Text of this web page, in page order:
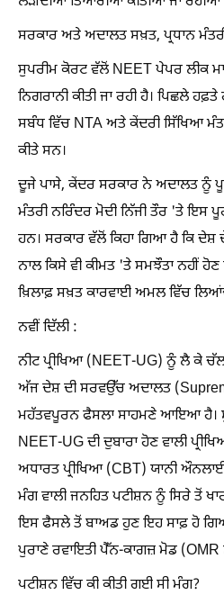
ਸਰਕਾਰ ਅਤੇ ਅਦਾਲਤ ਸਖ਼ਤ, ਪ੍ਰਧਾਨ
ਸੁਪਰੀਮ ਕੋਰਟ ਵੱਲੋਂ NEET ਪੇਪਰ ਲੀਕ
ਨਿਗਰਾਨੀ ਕੀਤੀ ਜਾ ਰਹੀ ਹੈ। ਪਿਛਲੇ
ਸਬੰਧ ਵਿੱਚ NTA ਅਤੇ ਕੇਂਦਰੀ ਸਿੱਖਿਆ
ਕੀਤੇ ਸਨ।
ਦੂਜੇ ਪਾਸੇ, ਕੇਂਦਰ ਸਰਕਾਰ ਨੇ ਅਦਾਲਤ ਨੂੰ
ਮੰਤਰੀ ਨਰਿੰਦਰ ਮੋਦੀ ਨਿੱਜੀ ਤੌਰ 'ਤੇ ਇਸ
ਹਨ। ਸਰਕਾਰ ਵੱਲੋਂ ਕਿਹਾ ਗਿਆ ਹੈ ਕਿ
ਨਾਲ ਕਿਸੇ ਵੀ ਕੀਮਤ 'ਤੇ ਸਮਝੌਤਾ ਨਹੀਂ
ਖ਼ਿਲਾਫ਼ ਸਖ਼ਤ ਕਾਰਵਾਈ ਅਮਲ ਵਿੱਚ
ਨਵੀਂ ਦਿੱਲੀ :
ਨੀਟ ਪ੍ਰੀਖਿਆ (NEET-UG) ਨੂੰ ਲੈ ਕੇ
ਅੱਜ ਦੇਸ਼ ਦੀ ਸਰਵਉੱਚ ਅਦਾਲਤ
ਮਹੱਤਵਪੂਰਨ ਫੈਸਲਾ ਸਾਹਮਣੇ ਆਇਆ ਹੈ।
NEET-UG ਦੀ ਦੁਬਾਰਾ ਹੋਣ ਵਾਲੀ
ਅਧਾਰਤ ਪ੍ਰੀਖਿਆ (CBT) ਯਾਨੀ
ਮੰਗ ਵਾਲੀ ਜਨਹਿਤ ਪਟੀਸ਼ਨ ਨੂੰ ਸਿਰੇ ਤੋਂ
ਇਸ ਫੈਸਲੇ ਤੋਂ ਬਾਅਡ ਹੁਣ ਇਹ ਸਾਫ਼ ਹੋ
ਪੁਰਾਣੇ ਰਵਾਇਤੀ ਪੈੱਨ-ਕਾਗਜ਼ ਮੋਡ (OMR
ਪਟੀਸ਼ਨ ਵਿੱਚ ਕੀ ਕੀਤੀ ਗਈ ਸੀ ਮੰਗ?